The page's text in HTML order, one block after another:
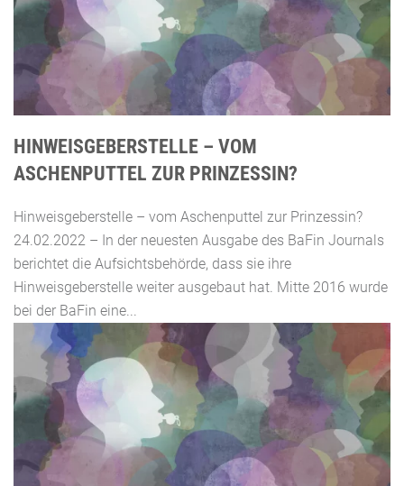
HINWEISGEBERSTELLE – VOM
ASCHENPUTTEL ZUR PRINZESSIN?
Hinweisgeberstelle – vom Aschenputtel zur Prinzessin?
24.02.2022 – In der neuesten Ausgabe des BaFin Journals
berichtet die Aufsichtsbehörde, dass sie ihre
Hinweisgeberstelle weiter ausgebaut hat. Mitte 2016 wurde
bei der BaFin eine...